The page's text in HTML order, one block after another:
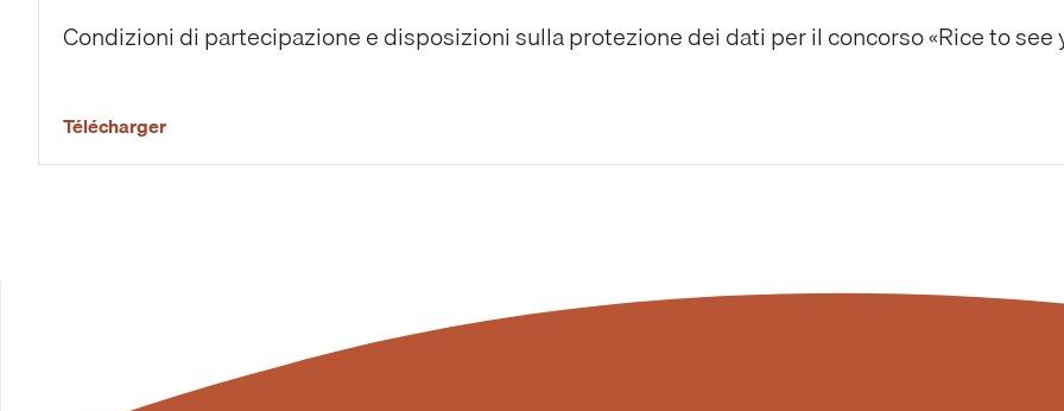
Condizioni di partecipazione e disposizioni sulla protezione dei dati per il concorso «Rice to see
Télécharger